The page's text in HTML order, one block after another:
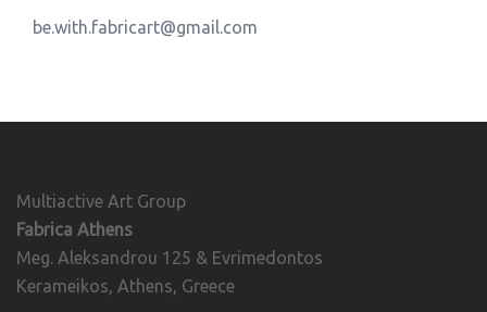
be.with.fabricart@gmail.com
Multiactive Art Group
Fabrica Athens
Meg. Aleksandrou 125 & Evrimedontos
Kerameikos, Athens, Greece